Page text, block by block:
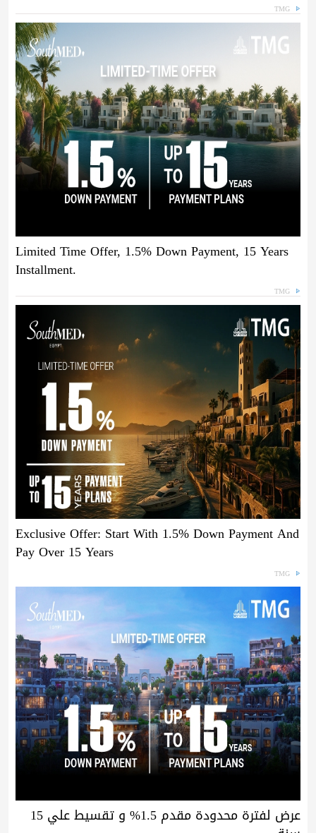
TMG
Limited Time Offer, 1.5% Down Payment, 15 Years
Installment.
TMG
Exclusive Offer: Start With 1.5% Down Payment And
Pay Over 15 Years
TMG
عرض لفترة محدودة مقدم 1.5% و تقسيط علي 15